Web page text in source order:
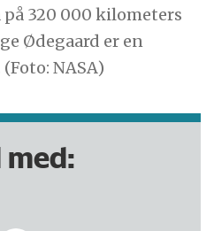
på 320 000 kilometers
Ødegaard er en
NASA)
med: